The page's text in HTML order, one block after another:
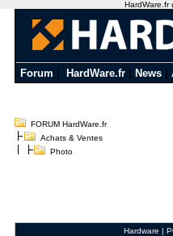
Forum HardWare.fr News
FORUM HardWare.fr
Achats & Ventes
Photo
Hardware |
HardWare.fr